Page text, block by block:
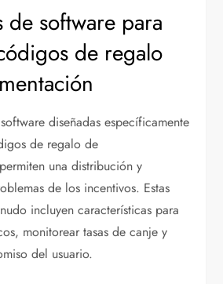
de software para
de regalo
diseñadas específicamente
de regalo de
una distribución y
de los incentivos. Estas
incluyen características para
monitorear tasas de canje y
del usuario.